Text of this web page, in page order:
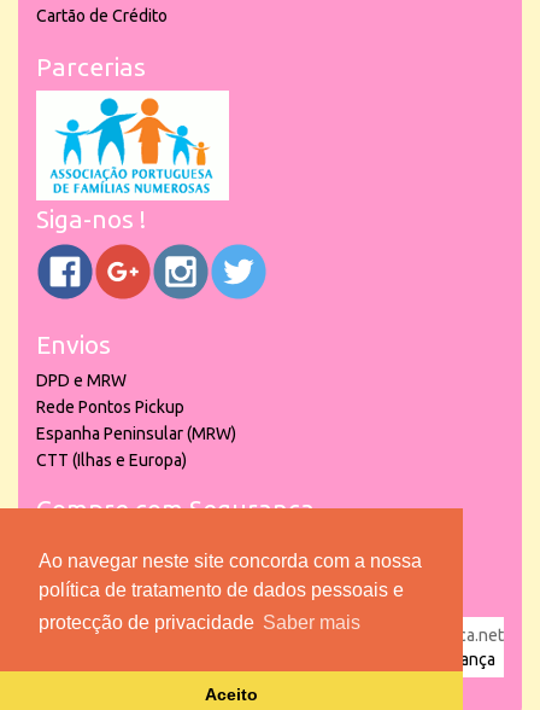
Ao navegar neste site concorda com a nossa
política de tratamento de dados pessoais e
protecção de privacidade Saber mais
Aceito
Cartão de Crédito
Parcerias
Siga-nos !
Envios
DPD e MRW
Rede Pontos Pickup
Espanha Peninsular (MRW)
CTT (Ilhas e Europa)
Compre com Segurança
powered by puber!a | © 2026 Copyright www.lojadacrianca.net
Loja da Criança